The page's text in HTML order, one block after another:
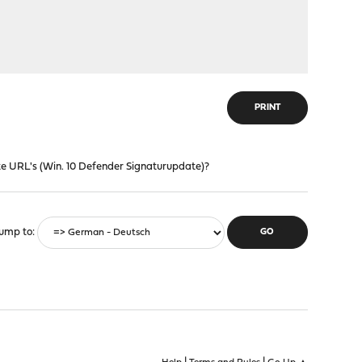
PRINT
URL's (Win. 10 Defender Signaturupdate)?
to